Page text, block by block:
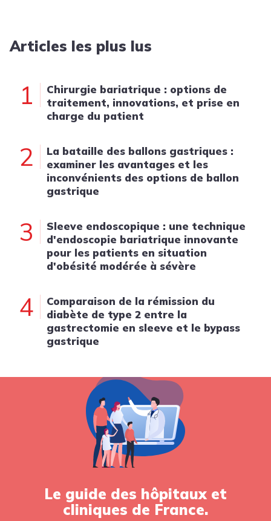
Articles les plus lus
1
Chirurgie bariatrique : options de
traitement, innovations, et prise en
charge du patient
2
La bataille des ballons gastriques :
examiner les avantages et les
inconvénients des options de ballon
gastrique
3
Sleeve endoscopique : une technique
d'endoscopie bariatrique innovante
pour les patients en situation
d'obésité modérée à sévère
4
Comparaison de la rémission du
diabète de type 2 entre la
gastrectomie en sleeve et le bypass
gastrique
Le guide des hôpitaux et
cliniques de France.